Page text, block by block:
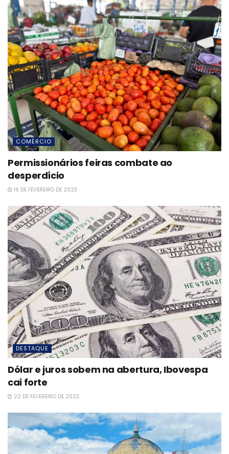
COMÉRCIO
Permissionários feiras combate ao
desperdício
16 DE FEVEREIRO DE 2023
DESTAQUE
Dólar e juros sobem na abertura, Ibovespa
cai forte
22 DE FEVEREIRO DE 2023